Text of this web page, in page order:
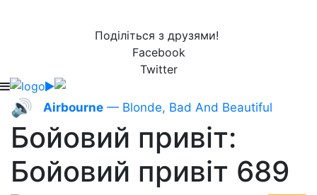
Поділіться з друзями!
Facebook
Twitter
🔊 Airbourne — Blonde, Bad And Beautiful
Бойовий привіт:
Бойовий привіт 689